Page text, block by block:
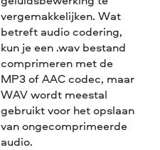
vergemakkelijken. Wat
betreft audio codering,
kun je een .wav bestand
comprimeren met de
MP3 of AAC codec, maar
WAV wordt meestal
gebruikt voor het opslaan
van ongecomprimeerde
audio.